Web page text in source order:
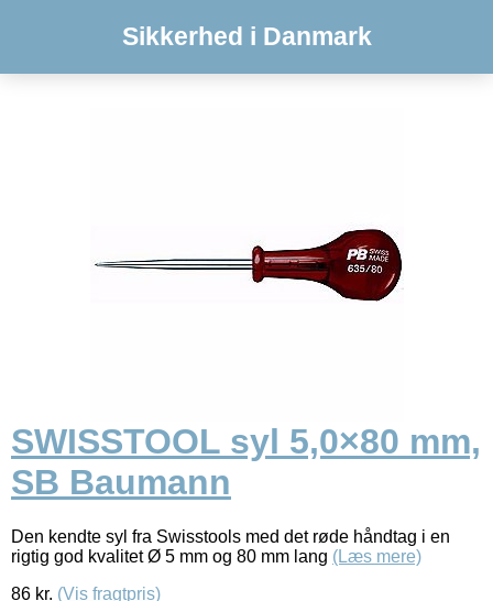
Sikkerhed i Danmark
SWISSTOOL syl 5,0×80 mm,
SB Baumann
Den kendte syl fra Swisstools med det røde håndtag i en
rigtig god kvalitet Ø 5 mm og 80 mm lang (Læs mere)
86 kr. (Vis fragtpris)